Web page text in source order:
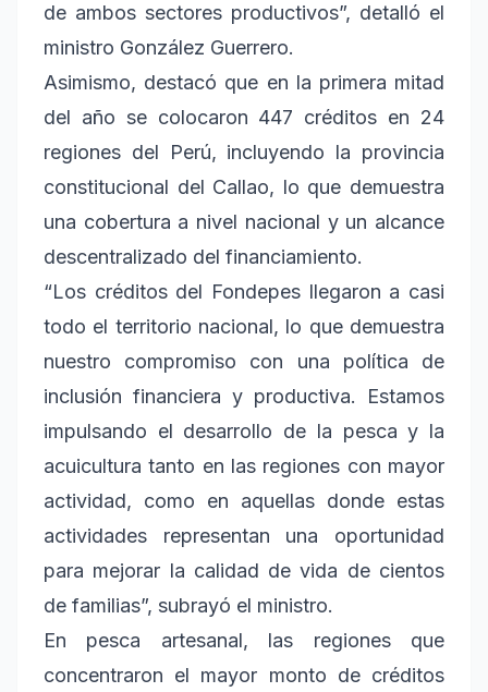
de ambos sectores productivos”, detalló el
ministro González Guerrero.
Asimismo, destacó que en la primera mitad
del año se colocaron 447 créditos en 24
regiones del Perú, incluyendo la provincia
constitucional del Callao, lo que demuestra
una cobertura a nivel nacional y un alcance
descentralizado del financiamiento.
“Los créditos del Fondepes llegaron a casi
todo el territorio nacional, lo que demuestra
nuestro compromiso con una política de
inclusión financiera y productiva. Estamos
impulsando el desarrollo de la pesca y la
acuicultura tanto en las regiones con mayor
actividad, como en aquellas donde estas
actividades representan una oportunidad
para mejorar la calidad de vida de cientos
de familias”, subrayó el ministro.
En pesca artesanal, las regiones que
concentraron el mayor monto de créditos